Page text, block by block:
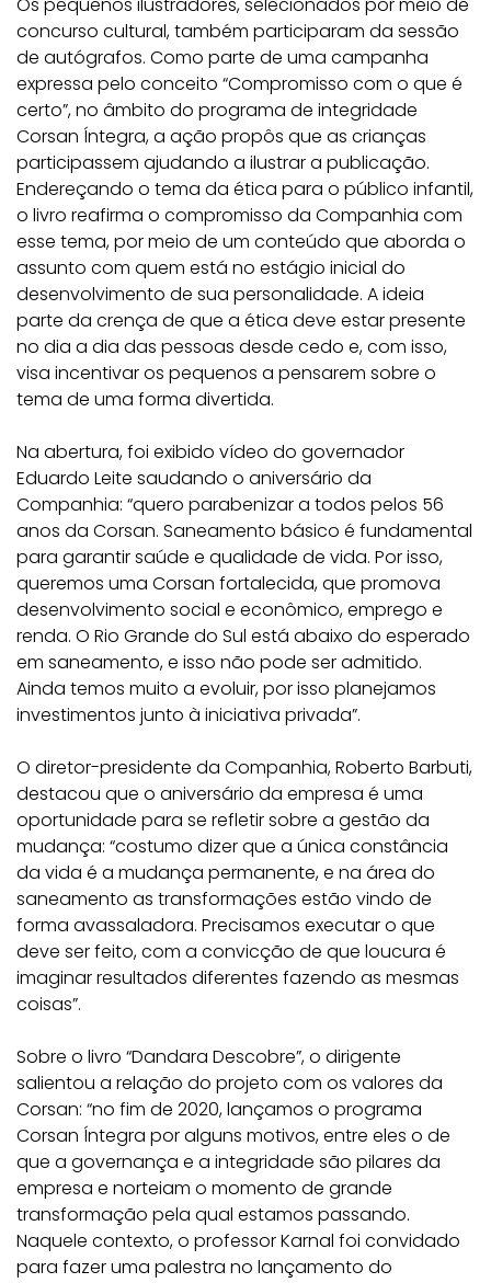
concurso cultural, também participaram da sessão
de autógrafos. Como parte de uma campanha
expressa pelo conceito “Compromisso com o que é
certo”, no âmbito do programa de integridade
Corsan Íntegra, a ação propôs que as crianças
participassem ajudando a ilustrar a publicação.
Endereçando o tema da ética para o público infantil,
o livro reafirma o compromisso da Companhia com
esse tema, por meio de um conteúdo que aborda o
assunto com quem está no estágio inicial do
desenvolvimento de sua personalidade. A ideia
parte da crença de que a ética deve estar presente
no dia a dia das pessoas desde cedo e, com isso,
visa incentivar os pequenos a pensarem sobre o
tema de uma forma divertida.
Na abertura, foi exibido vídeo do governador
Eduardo Leite saudando o aniversário da
Companhia: “quero parabenizar a todos pelos 56
anos da Corsan. Saneamento básico é fundamental
para garantir saúde e qualidade de vida. Por isso,
queremos uma Corsan fortalecida, que promova
desenvolvimento social e econômico, emprego e
renda. O Rio Grande do Sul está abaixo do esperado
em saneamento, e isso não pode ser admitido.
Ainda temos muito a evoluir, por isso planejamos
investimentos junto à iniciativa privada”.
O diretor-presidente da Companhia, Roberto Barbuti,
destacou que o aniversário da empresa é uma
oportunidade para se refletir sobre a gestão da
mudança: “costumo dizer que a única constância
da vida é a mudança permanente, e na área do
saneamento as transformações estão vindo de
forma avassaladora. Precisamos executar o que
deve ser feito, com a convicção de que loucura é
imaginar resultados diferentes fazendo as mesmas
coisas”.
Sobre o livro “Dandara Descobre”, o dirigente
salientou a relação do projeto com os valores da
Corsan: “no fim de 2020, lançamos o programa
Corsan Íntegra por alguns motivos, entre eles o de
que a governança e a integridade são pilares da
empresa e norteiam o momento de grande
transformação pela qual estamos passando.
Naquele contexto, o professor Karnal foi convidado
para fazer uma palestra no lançamento do